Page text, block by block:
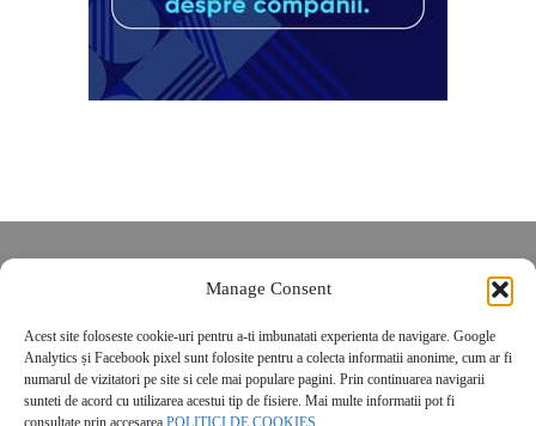
Manage Consent
Acest site foloseste cookie-uri pentru a-ti imbunatati experienta de navigare. Google
Analytics și Facebook pixel sunt folosite pentru a colecta informatii anonime, cum ar fi
numarul de vizitatori pe site si cele mai populare pagini. Prin continuarea navigarii
sunteti de acord cu utilizarea acestui tip de fisiere. Mai multe informatii pot fi
consultate prin accesarea POLITICI DE COOKIES
POLITICĂ DE CONFIDENȚIALITATE
Politica de cookies